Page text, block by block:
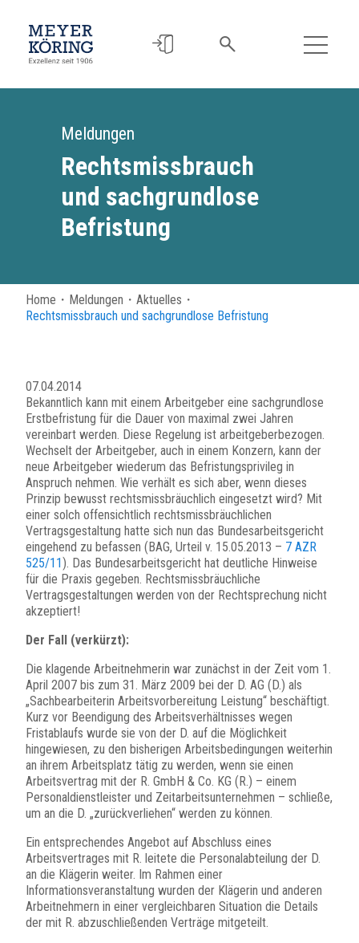
Meldungen
Rechtsmissbrauch
und sachgrundlose
Befristung
Home ・ Meldungen ・ Aktuelles ・
Rechtsmissbrauch und sachgrundlose Befristung
07.04.2014
Bekanntlich kann mit einem Arbeitgeber eine sachgrundlose
Erstbefristung für die Dauer von maximal zwei Jahren
vereinbart werden. Diese Regelung ist arbeitgeberbezogen.
Wechselt der Arbeitgeber, auch in einem Konzern, kann der
neue Arbeitgeber wiederum das Befristungsprivileg in
Anspruch nehmen. Wie verhält es sich aber, wenn dieses
Prinzip bewusst rechtsmissbräuchlich eingesetzt wird? Mit
einer solch offensichtlich rechtsmissbräuchlichen
Vertragsgestaltung hatte sich nun das Bundesarbeitsgericht
eingehend zu befassen (BAG, Urteil v. 15.05.2013 – 7 AZR
525/11). Das Bundesarbeitsgericht hat deutliche Hinweise
für die Praxis gegeben. Rechtsmissbräuchliche
Vertragsgestaltungen werden von der Rechtsprechung nicht
akzeptiert!
Der Fall (verkürzt):
Die klagende Arbeitnehmerin war zunächst in der Zeit vom 1.
April 2007 bis zum 31. März 2009 bei der D. AG (D.) als
„Sachbearbeiterin Arbeitsvorbereitung Leistung“ beschäftigt.
Kurz vor Beendigung des Arbeitsverhältnisses wegen
Fristablaufs wurde sie von der D. auf die Möglichkeit
hingewiesen, zu den bisherigen Arbeitsbedingungen weiterhin
an ihrem Arbeitsplatz tätig zu werden, wenn sie einen
Arbeitsvertrag mit der R. GmbH & Co. KG (R.) – einem
Personaldienstleister und Zeitarbeitsunternehmen – schließe,
um an die D. „zurückverliehen“ werden zu können.
Ein entsprechendes Angebot auf Abschluss eines
Arbeitsvertrages mit R. leitete die Personalabteilung der D.
an die Klägerin weiter. Im Rahmen einer
Informationsveranstaltung wurden der Klägerin und anderen
Arbeitnehmern in einer vergleichbaren Situation die Details
der mit R. abzuschließenden Verträge mitgeteilt.